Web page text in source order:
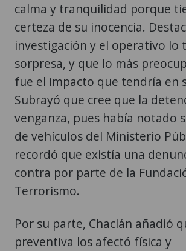
investigación y el operativo lo
sorpresa, y que lo más
fue el impacto que tendría en
Subrayó que cree que la
venganza, pues había notado
de vehículos del Ministerio
recordó que existía una
contra por parte de la
Terrorismo.
Por su parte, Chaclán añadió
emocionalmente. Comentó
encarcelamiento, sufrió diversos